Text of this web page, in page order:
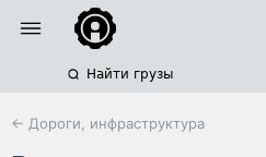
Найти грузы
← Дороги, инфраструктура